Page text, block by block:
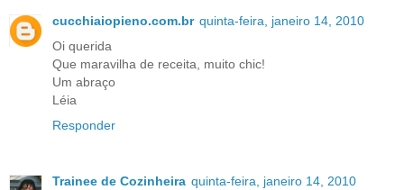
cucchiaiopieno.com.br quinta-feira, janeiro 14, 2010
Oi querida
Que maravilha de receita, muito chic!
Um abraço
Léia
Responder
Trainee de Cozinheira quinta-feira, janeiro 14, 2010